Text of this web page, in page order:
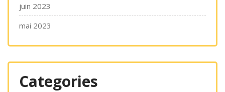
juin 2023
mai 2023
Categories